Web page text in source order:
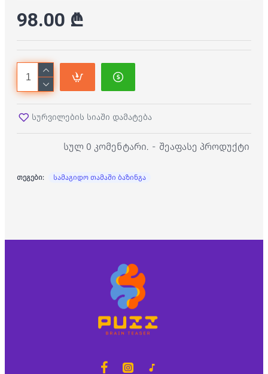
სულ 0 კომენტარი. - შეაფასე პროდუქტი
98.00 ₾
სურვილების სიაში დამატება
თეგები: სამაგიდო თამაში ბაზინგა